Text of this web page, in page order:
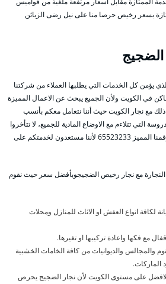
بسعر رخيص حرصا منا على نيل رضى الزبائن
يؤمن كل الخدمات التي يطلبها العملاء من شركتنا
في الكويت ولأن الجميع يبحث عن الاعمال المميزة
مع نجار الكويت حيث أننا نتعامل معكم بأنسب
التي تتلاءم مع الاوضاع المادية للجميع، لا تتأخروا
عن طلبنا في اي وقت من خلال رقمنا المميز 65523233 لأننا مستعدون لخدمتكم على
النجارة مع نجار رخيص الضجيجوبأفضل سعر حيث نقوم
لكافة انواع العفش او الاثاث للمنازل ومحلات
مع فكها واعادة تركيبها او تغيرها.
والمجالس والديوانيات من كافة الخامات الخشبية
الماركات.
على مستوى الكويت لأن نجار الضجيج يحرص